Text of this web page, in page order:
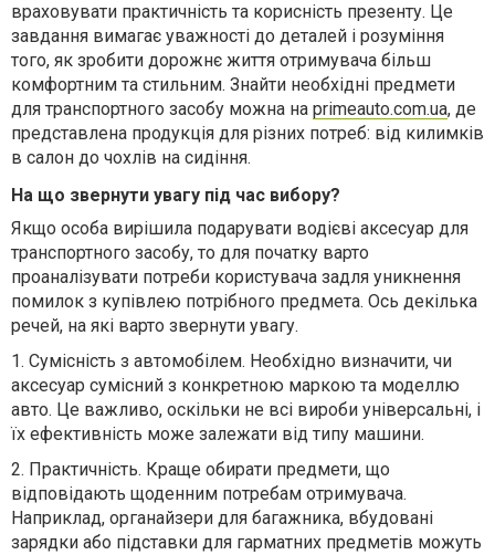
враховувати практичність та корисність презенту. Це
завдання вимагає уважності до деталей і розуміння
того, як зробити дорожнє життя отримувача більш
комфортним та стильним. Знайти необхідні предмети
для транспортного засобу можна на primeauto.com.ua, де
представлена продукція для різних потреб: від килимків
в салон до чохлів на сидіння.
На що звернути увагу під час вибору?
Якщо особа вирішила подарувати водієві аксесуар для
транспортного засобу, то для початку варто
проаналізувати потреби користувача задля уникнення
помилок з купівлею потрібного предмета. Ось декілька
речей, на які варто звернути увагу.
1. Сумісність з автомобілем. Необхідно визначити, чи
аксесуар сумісний з конкретною маркою та моделлю
авто. Це важливо, оскільки не всі вироби універсальні, і
їх ефективність може залежати від типу машини.
2. Практичність. Краще обирати предмети, що
відповідають щоденним потребам отримувача.
Наприклад, органайзери для багажника, вбудовані
зарядки або підставки для гарматних предметів можуть